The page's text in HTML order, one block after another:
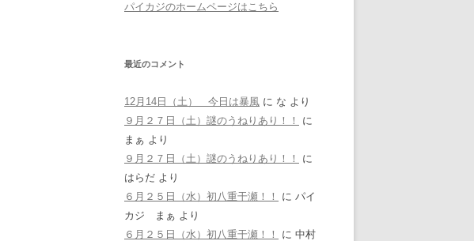
パイカジのホームページはこちら
最近のコメント
12月14日（土） 今日は暴風 に な より
９月２７日（土）謎のうねりあり！！
に
まぁ より
９月２７日（土）謎のうねりあり！！
に
はらだ より
６月２５日（水）初八重干瀬！！
に パイ
カジ まぁ より
６月２５日（水）初八重干瀬！！
に 中村